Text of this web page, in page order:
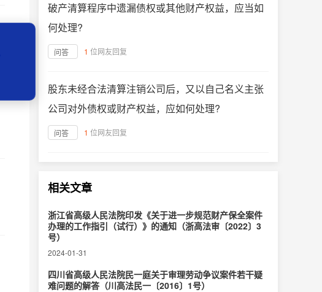
破产清算程序中遗漏债权或其他财产权益，应当如
何处理?
问答 1 位网友回复
股东未经合法清算注销公司后，又以自己名义主张
公司对外债权或财产权益，应如何处理?
问答 1 位网友回复
相关文章
浙江省高级人民法院印发《关于进一步规范财产保全案件
办理的工作指引（试行）》的通知（浙高法审〔2022〕3
号）
2024-01-31
四川省高级人民法院民一庭关于审理劳动争议案件若干疑
难问题的解答（川高法民一〔2016〕1号）